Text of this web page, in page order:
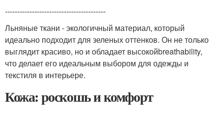
-----------------------------------------
Льняные ткани - экологичный материал, который
идеально подходит для зеленых оттенков. Он не только
выглядит красиво, но и обладает высокойbreathability,
что делает его идеальным выбором для одежды и
текстиля в интерьере.
Кожа: роскошь и комфорт